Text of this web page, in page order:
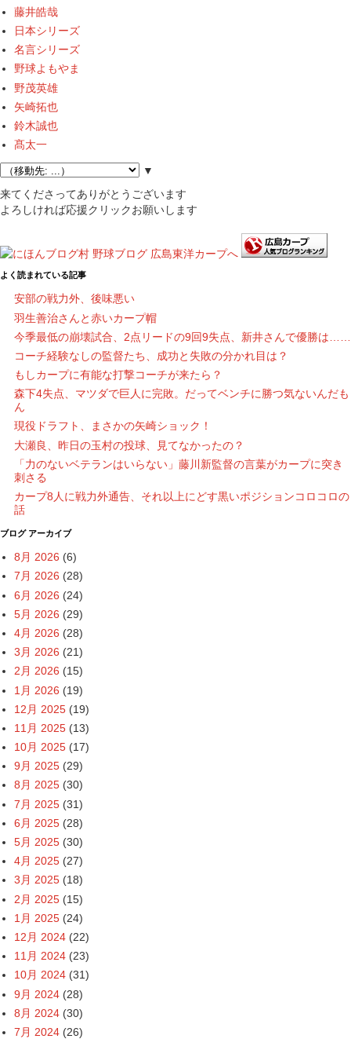
藤井皓哉
日本シリーズ
名言シリーズ
野球よもやま
野茂英雄
矢崎拓也
鈴木誠也
髙太一
▼
来てくださってありがとうございます
よろしければ応援クリックお願いします
よく読まれている記事
安部の戦力外、後味悪い
羽生善治さんと赤いカープ帽
今季最低の崩壊試合、2点リードの9回9失点、新井さんで優勝は……
コーチ経験なしの監督たち、成功と失敗の分かれ目は？
もしカープに有能な打撃コーチが来たら？
森下4失点、マツダで巨人に完敗。だってベンチに勝つ気ないんだも
ん
現役ドラフト、まさかの矢崎ショック！
大瀬良、昨日の玉村の投球、見てなかったの？
「力のないベテランはいらない」藤川新監督の言葉がカープに突き
刺さる
カープ8人に戦力外通告、それ以上にどす黒いポジションコロコロの
話
ブログ アーカイブ
8月 2026 (6)
7月 2026 (28)
6月 2026 (24)
5月 2026 (29)
4月 2026 (28)
3月 2026 (21)
2月 2026 (15)
1月 2026 (19)
12月 2025 (19)
11月 2025 (13)
10月 2025 (17)
9月 2025 (29)
8月 2025 (30)
7月 2025 (31)
6月 2025 (28)
5月 2025 (30)
4月 2025 (27)
3月 2025 (18)
2月 2025 (15)
1月 2025 (24)
12月 2024 (22)
11月 2024 (23)
10月 2024 (31)
9月 2024 (28)
8月 2024 (30)
7月 2024 (26)